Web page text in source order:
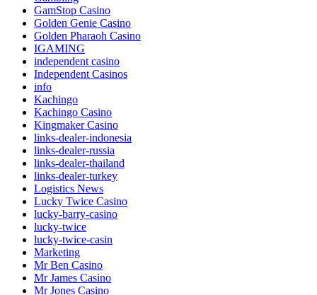
GamStop Casino
Golden Genie Casino
Golden Pharaoh Casino
IGAMING
independent casino
Independent Casinos
info
Kachingo
Kachingo Casino
Kingmaker Casino
links-dealer-indonesia
links-dealer-russia
links-dealer-thailand
links-dealer-turkey
Logistics News
Lucky Twice Casino
lucky-barry-casino
lucky-twice
lucky-twice-casin
Marketing
Mr Ben Casino
Mr James Casino
Mr Jones Casino